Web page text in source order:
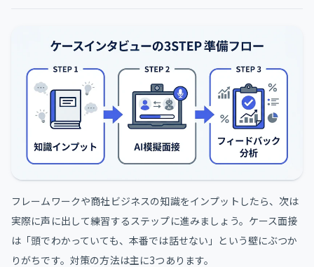
フレームワークや商社ビジネスの知識をインプットしたら、次は
実際に声に出して練習するステップに進みましょう。ケース面接
は「頭でわかっていても、本番では話せない」という壁にぶつか
りがちです。対策の方法は主に3つあります。